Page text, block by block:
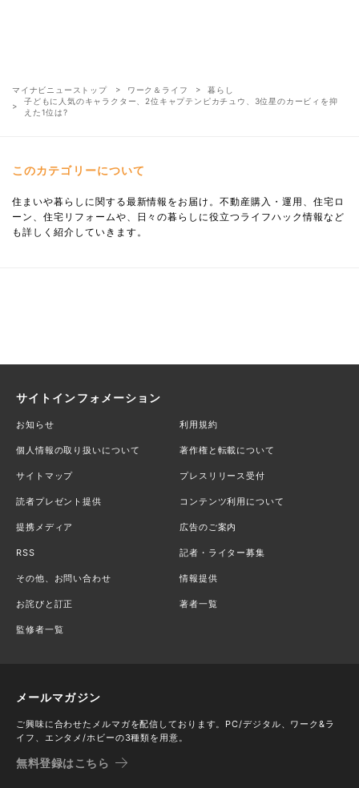
マイナビニューストップ ワーク＆ライフ
暮らし
子どもに人気のキャラクター、2位キャプテンピカチュウ、3位星のカービィを抑
えた1位は?
このカテゴリーについて
住まいや暮らしに関する最新情報をお届け。不動産購入・運用、住宅ロ
ーン、住宅リフォームや、日々の暮らしに役立つライフハック情報など
も詳しく紹介していきます。
サイトインフォメーション
お知らせ 利用規約
個人情報の取り扱いについて 著作権と転載について
サイトマップ プレスリリース受付
読者プレゼント提供 コンテンツ利用について
提携メディア 広告のご案内
RSS 記者・ライター募集
その他、お問い合わせ 情報提供
お詫びと訂正 著者一覧
監修者一覧
メールマガジン
ご興味に合わせたメルマガを配信しております。PC/デジタル、ワーク&ラ
イフ、エンタメ/ホビーの3種類を用意。
無料登録はこちら